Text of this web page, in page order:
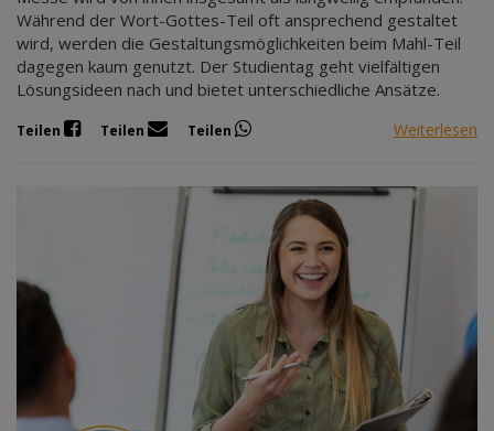
Während der Wort-Gottes-Teil oft ansprechend gestaltet
wird, werden die Gestaltungsmöglichkeiten beim Mahl-Teil
dagegen kaum genutzt. Der Studientag geht vielfältigen
Lösungsideen nach und bietet unterschiedliche Ansätze.
Teilen Teilen Teilen Weiterlesen